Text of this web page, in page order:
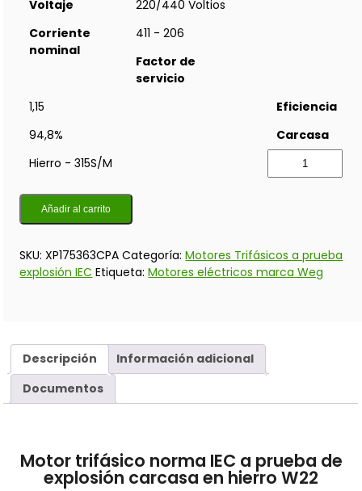
Voltaje
220/440 Voltios
Corriente
nominal
411 - 206
Factor de
servicio
1,15
Eficiencia
94,8%
Carcasa
Hierro - 315S/M
Añadir al carrito
SKU:XP175363CPA Categoría:Motores Trifásicos a prueba
explosión IEC Etiqueta:Motores eléctricos marca Weg
Descripción
Información adicional
Documentos
Motor trifásico norma IEC a prueba de
explosión carcasa en hierro W22